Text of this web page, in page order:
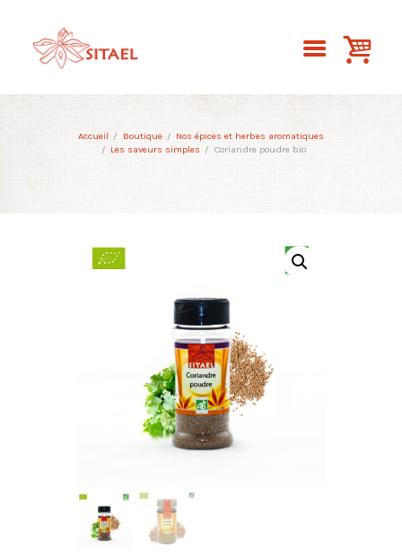
Accueil Boutique
Nos épices et herbes aromatiques
Les saveurs simples
Coriandre poudre bio